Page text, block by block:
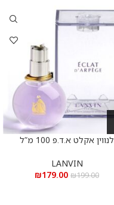
לנווין אקלט א.ד.פ 100 מ”ל
LANVIN
₪199.00
₪179.00